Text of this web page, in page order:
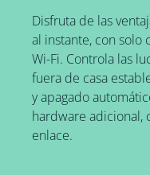
Disfruta de las
al instante, con solo
Wi-Fi. Controla las
fuera de casa
y apagado
hardware adicional,
enlace.